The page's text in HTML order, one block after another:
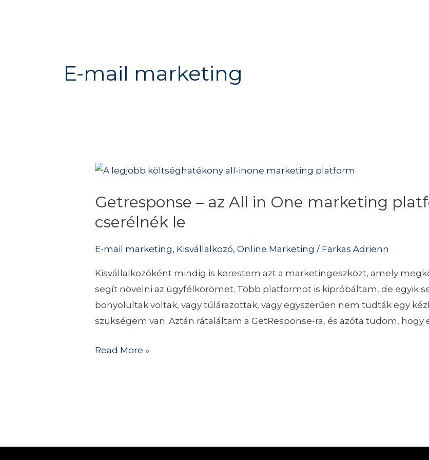
E-mail marketing
Getresponse – az All in One marketing
cserélnék le
E-mail marketing, Kisvállalkozó,Online Marketing / Farkas Adrienn
Kisvállalkozóként mindig is kerestem azt a marketingeszközt, amely
segít növelni az ügyfélkörömet. Több platformot is kipróbáltam, de egyik
bonyolultak voltak, vagy túlárazottak, vagy egyszerűen nem tudták egy
szükségem van. Aztán rátaláltam a GetResponse-ra, és azóta tudom, hogy
Getresponse
az
All
One
amit
nem
cserélnék
le
Read More »